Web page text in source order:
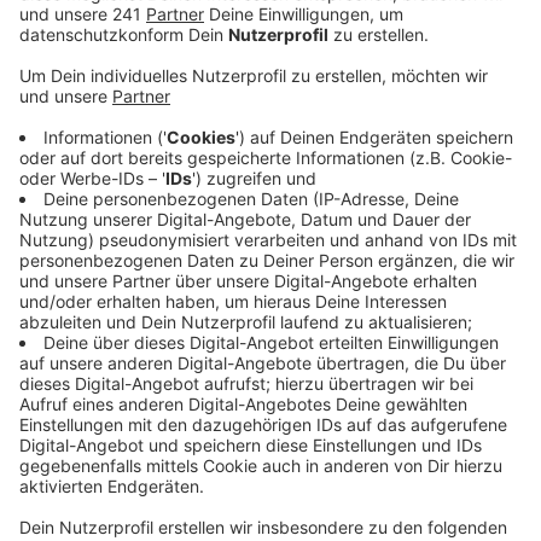
hoffen damit besonders auf positive Effekte auf
die diesjährige Grippe-Saison.
Veröffentlicht:Montag, 07.09.2020 06:54
Anzeige
In einigen Tagen steht in unserer Stadt der neue
Grippe-Impfstoff zur Verfügung, sagt der
Leverkusener Apothekensprecher. Der Infektiologe
des Klinikums und der Hausärztesprecher raten
besonders Risikopatienten und Menschen, die viel
Kontakt zu Menschen haben, zu einer frühen Grippe-
Impfung. Sollte sich zum Beispiel ein Patient mit der
bekannten Influenza und dem Coronavirus anstecken,
bedeute das ein extremes Gesundheitsrisiko, heißt es.
Die Gesundheitsexperten der Stadt erwarten, dass
sich viele gegen die Grippe impfen lassen werden.